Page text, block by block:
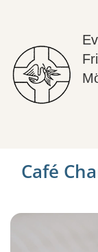
Café